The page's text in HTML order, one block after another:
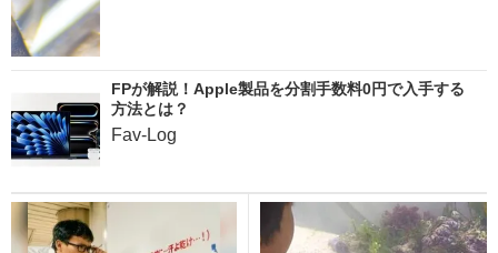
FPが解説！Apple製品を分割手数料0円で入手する
方法とは？
Fav-Log